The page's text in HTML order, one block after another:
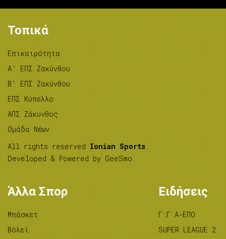
Τοπικά
Επικαιρότητα
A’ ΕΠΣ Ζακύνθου
B’ ΕΠΣ Ζακύνθου
ΕΠΣ Κύπελλο
ΑΠΣ Ζάκυνθος
Ομάδα Νέων
All rights reserved Ionian Sports .
Developed & Powered by GeeSmo .
Άλλα Σπορ
Μπάσκετ
Βόλεϊ
Ειδήσεις
Γ.Γ.Α-ΕΠΟ
SUPER LEAGUE 2